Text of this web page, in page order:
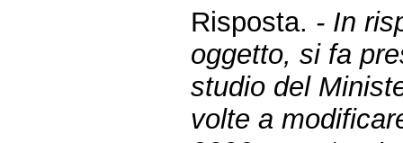
Risposta. - In
oggetto, si fa
studio del
volte a